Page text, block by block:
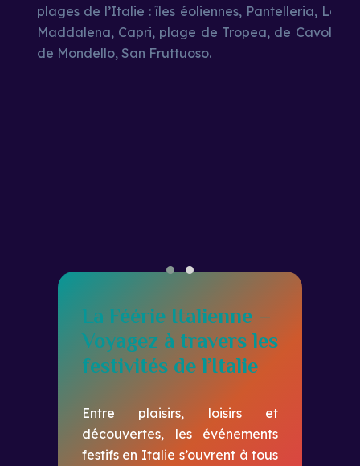
plages de l’Italie : îles éoliennes, Pantelleria, La
Maddalena, Capri, plage de Tropea, de Cavoli,
de Mondello, San Fruttuoso.
La Féérie Italienne –
Voyagez à travers les
festivités de l’Italie
Entre plaisirs, loisirs et
découvertes, les événements
festifs en Italie s’ouvrent à tous